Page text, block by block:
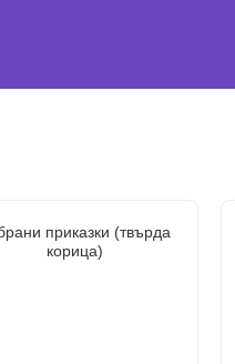
приказки (твърда
корица)